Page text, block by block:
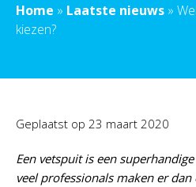
Home » Laatste nieuws »
kiezen?
Geplaatst op 23 maart 2020
Een vetspuit is een
veel professionals maken er